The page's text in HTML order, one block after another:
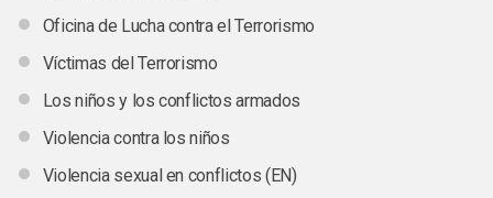
Oficina de Lucha contra el Terrorismo
Víctimas del Terrorismo
Los niños y los conflictos armados
Violencia contra los niños
Violencia sexual en conflictos (EN)